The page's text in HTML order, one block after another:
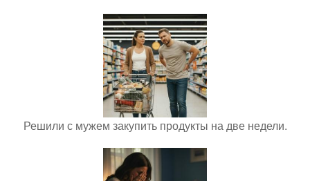
Решили с мужем закупить продукты на две недели.